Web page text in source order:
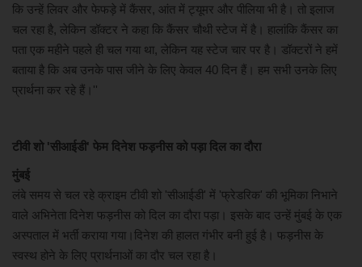
कि उन्हें लिवर और फेफड़े में कैंसर, आंत में ट्यूमर और पीलिया भी है। तो इलाज
चल रहा है, लेकिन डॉक्टर ने कहा कि कैंसर चौथी स्टेज में है। हालांकि कैंसर का
पता एक महीने पहले ही चल गया था, लेकिन यह स्टेज चार पर है। डॉक्टरों ने हमें
बताया है कि अब उनके पास जीने के लिए केवल 40 दिन हैं। हम सभी उनके लिए
प्रार्थना कर रहे हैं।''
टीवी शो 'सीआईडी' फेम दिनेश फड़नीस को पड़ा दिल का दौरा
मुंबई
लंबे समय से चल रहे क्राइम टीवी शो 'सीआईडी' में 'फ्रेडरिक' की भूमिका निभाने
वाले अभिनेता दिनेश फड़नीस को दिल का दौरा पड़ा। इसके बाद उन्हें मुंबई के एक
अस्पताल में भर्ती कराया गया।दिनेश की हालत गंभीर बनी हुई है। फड़नीस के
स्वस्थ होने के लिए प्रार्थनाओं का दौर चल रहा है।